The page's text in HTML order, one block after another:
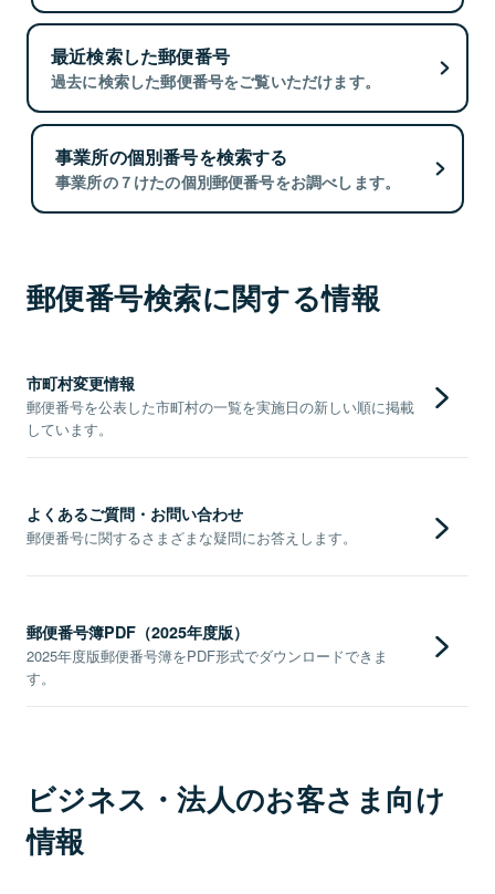
最近検索した郵便番号
過去に検索した郵便番号をご覧いただけます。
事業所の個別番号を検索する
事業所の７けたの個別郵便番号をお調べします。
郵便番号検索に関する情報
市町村変更情報
郵便番号を公表した市町村の一覧を実施日の新しい順に掲載
しています。
よくあるご質問・お問い合わせ
郵便番号に関するさまざまな疑問にお答えします。
郵便番号簿PDF（2025年度版）
2025年度版郵便番号簿をPDF形式でダウンロードできま
す。
ビジネス・法人のお客さま向け
情報